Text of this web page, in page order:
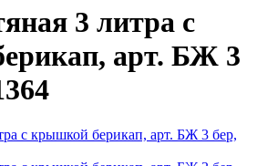
3 литра с
арт. БЖ 3